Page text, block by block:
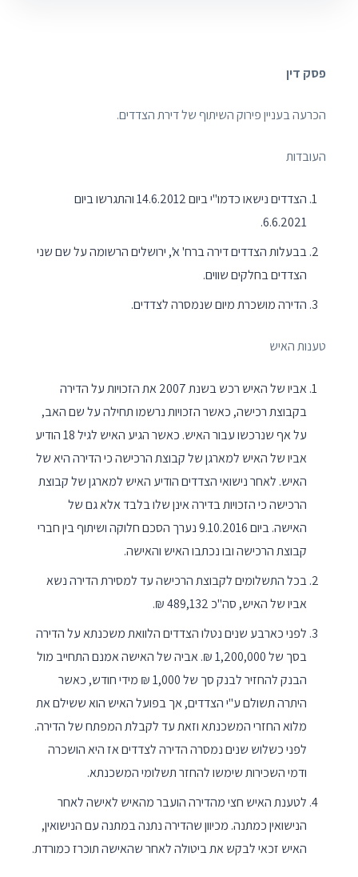
פסק דין
הכרעה בעניין פירוק השיתוף של דירת הצדדים.
העובדות
הצדדים נישאו כדמו"י ביום 14.6.2012 והתגרשו ביום
6.6.2021.
בבעלות הצדדים דירה ברח' א', ירושלים הרשומה על שם שני
הצדדים בחלקים שווים.
הדירה מושכרת מיום שנמסרה לצדדים.
טענות האיש
אביו של האיש רכש בשנת 2007 את הזכויות על הדירה
בקבוצת רכישה, כאשר הזכויות נרשמו תחילה על שם האב,
על אף שנרכשו עבור האיש. כאשר הגיע האיש לגיל 18 הודיע
אביו של האיש למארגן של קבוצת הרכישה כי הדירה היא של
האיש. לאחר נישואי הצדדים הודיע האיש למארגן של קבוצת
הרכישה כי הזכויות בדירה אינן שלו בלבד אלא גם של
האישה. ביום 9.10.2016 נערך הסכם חלוקה ושיתוף בין חברי
קבוצת הרכישה ובו נכתבו האיש והאישה.
בכל התשלומים לקבוצת הרכישה עד למסירת הדירה נשא
אביו של האיש, סה"כ 489,132 ₪.
לפני כארבע שנים נטלו הצדדים הלוואת משכנתא על הדירה
בסך של 1,200,000 ₪. אביה של האישה אמנם התחייב מול
הבנק להחזיר לבנק סך של 1,000 ₪ מידי חודש, כאשר
היתרה תשולם ע"י הצדדים, אך בפועל האיש הוא ששילם את
מלוא החזרי המשכנתא וזאת עד לקבלת המפתח של הדירה.
לפני כשלוש שנים נמסרה הדירה לצדדים אז היא הושכרה
ודמי השכירות שימשו להחזר תשלומי המשכנתא.
לטענת האיש חצי מהדירה הועבר מהאיש לאישה לאחר
הנישואין כמתנה. מכיוון שהדירה נתנה במתנה עם הנישואין,
האיש זכאי לבקש את ביטולה לאחר שהאישה תוכרז כמורדת.